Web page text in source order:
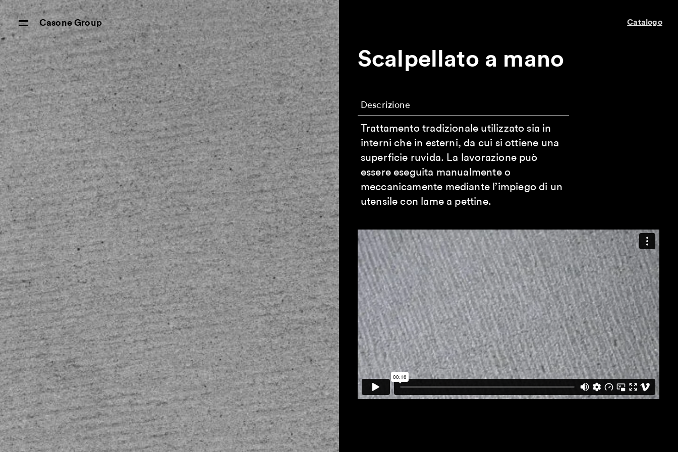
Casone Group Catalogo
Scalpellato a mano
Descrizione
Trattamento tradizionale utilizzato sia in
interni che in esterni, da cui si ottiene una
superficie ruvida. La lavorazione può
essere eseguita manualmente o
meccanicamente mediante l’impiego di un
utensile con lame a pettine.